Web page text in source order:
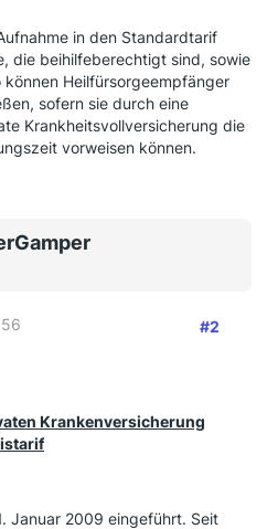
in den Standardtarif
die beihilfeberechtigt sind, sowie
Heilfürsorgeempfänger
sofern sie durch eine
Krankheitsvollversicherung die
vorweisen können.
#2
Krankenversicherung
Januar 2009 eingeführt. Seit